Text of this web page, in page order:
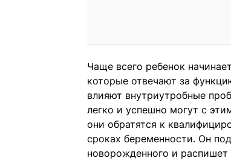
Чаще всего ребенок
которые отвечают за
влияют внутриутробные
легко и успешно могут с
они обратятся к
сроках беременности. Он
новорожденного и